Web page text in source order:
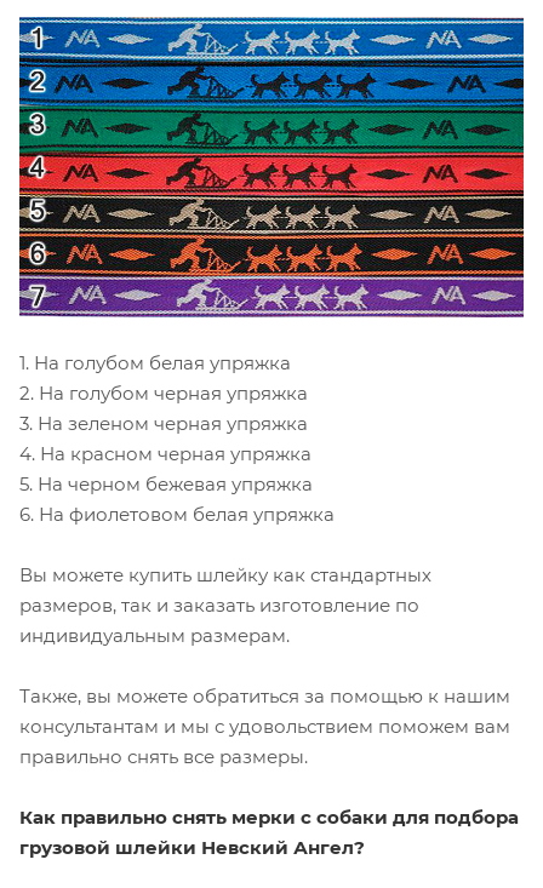
1. На голубом белая упряжка
2. На голубом черная упряжка
3. На зеленом черная упряжка
4. На красном черная упряжка
5. На черном бежевая упряжка
6. На фиолетовом белая упряжка
Вы можете купить шлейку как стандартных
размеров, так и заказать изготовление по
индивидуальным размерам.
Также, вы можете обратиться за помощью к нашим
консультантам и мы с удовольствием поможем вам
правильно снять все размеры.
Как правильно снять мерки с собаки для подбора
грузовой шлейки Невский Ангел?